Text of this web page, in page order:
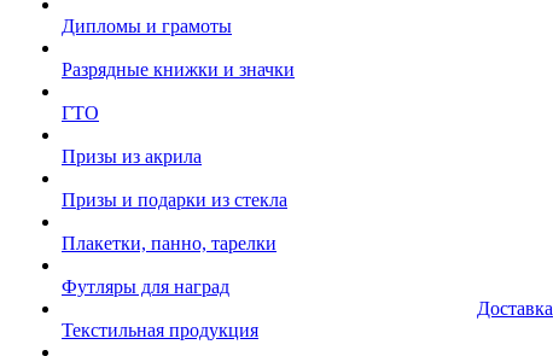
Дипломы и грамоты
Разрядные книжки и значки
ГТО
Призы из акрила
Призы и подарки из стекла
Плакетки, панно, тарелки
Футляры для наград
Текстильная продукция
Доставка